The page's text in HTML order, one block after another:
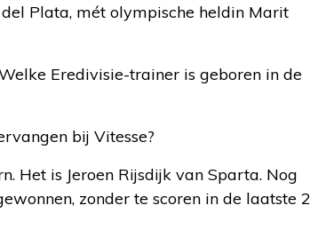
Plata, mét olympische heldin Marit
Eredivisie-trainer is geboren in de
bij Vitesse?
Het is Jeroen Rijsdijk van Sparta. Nog
zonder te scoren in de laatste